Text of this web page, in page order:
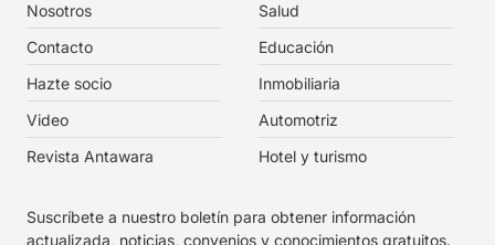
Nosotros
Contacto
Hazte socio
Video
Revista Antawara
Salud
Educación
Inmobiliaria
Automotriz
Hotel y turismo
Suscríbete a nuestro boletín para obtener información
actualizada, noticias, convenios y conocimientos gratuitos.